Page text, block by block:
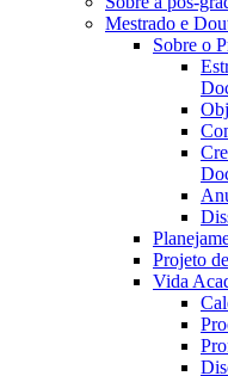
Mestrado e
Sobre o
Projeto
Vida